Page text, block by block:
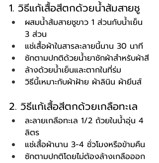
1. วิธีแก้เสื้อสีตกด้วยน้ำส้มสายชู
ผสมน้ำส้มสายชูขาว 1 ส่วนกับน้ำเย็น
3 ส่วน
แช่เสื้อผ้าในสารละลายนี้นาน 30 นาที
ซักตามปกติด้วยน้ำยาซักผ้าสำหรับผ้าสี
ล้างด้วยน้ำเย็นและตากในที่ร่ม
วิธีนี้เหมาะกับผ้าฝ้าย ผ้าลินิน ผ้ายีนส์
2. วิธีแก้เสื้อสีตกด้วยเกลือทะเล
ละลายเกลือทะเล 1/2 ถ้วยในน้ำอุ่น 4
ลิตร
แช่เสื้อผ้านาน 3-4 ชั่วโมงหรือข้ามคืน
ซักตามปกติโดยไม่ต้องล้างเกลือออก